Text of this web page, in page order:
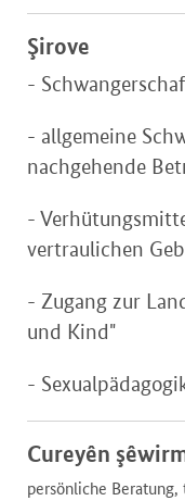
Şirove
-
- allgemeine
nachgehende
-
vertraulichen
- Zugang zur
und Kind"
-
Cureyên
persönliche